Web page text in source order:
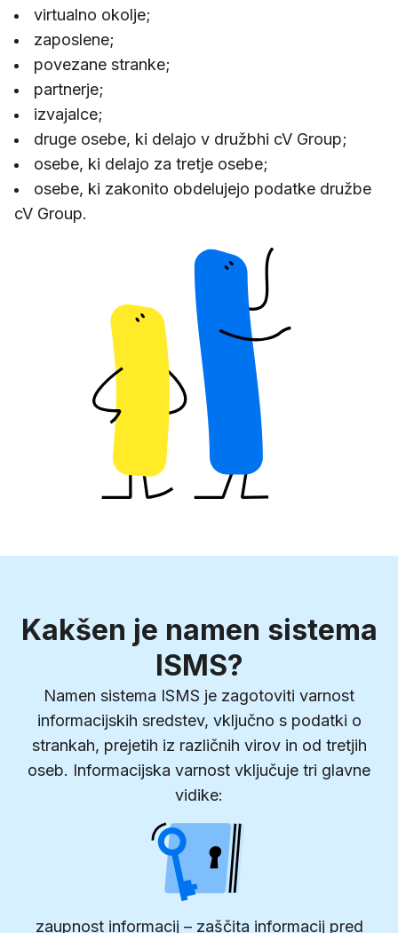
virtualno okolje;
zaposlene;
povezane stranke;
partnerje;
izvajalce;
druge osebe, ki delajo v družbhi cV Group;
osebe, ki delajo za tretje osebe;
osebe, ki zakonito obdelujejo podatke družbe
cV Group.
Kakšen je namen sistema
ISMS?
Namen sistema ISMS je zagotoviti varnost
informacijskih sredstev, vključno s podatki o
strankah, prejetih iz različnih virov in od tretjih
oseb. Informacijska varnost vključuje tri glavne
vidike:
zaupnost informacij – zaščita informacij pred